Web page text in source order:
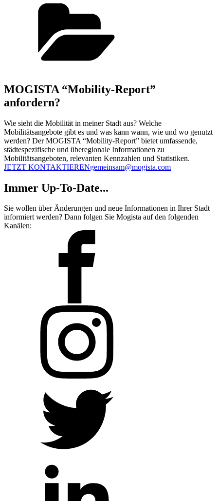
MOGISTA “Mobility-Report”
anfordern?
Wie sieht die Mobilität in meiner Stadt aus? Welche
Mobilitätsangebote gibt es und was kann wann, wie und wo genutzt
werden? Der MOGISTA “Mobility-Report” bietet umfassende,
städtespezifische und überegionale Informationen zu
Mobilitätsangeboten, relevanten Kennzahlen und Statistiken.
JETZT KONTAKTIERENgemeinsam@mogista.com
Immer Up-To-Date...
Sie wollen über Änderungen und neue Informationen in Ihrer Stadt
informiert werden? Dann folgen Sie Mogista auf den folgenden
Kanälen: